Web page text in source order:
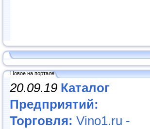
Новое на портале
20.09.19 Каталог
Предприятий:
Торговля: Vino1.ru -